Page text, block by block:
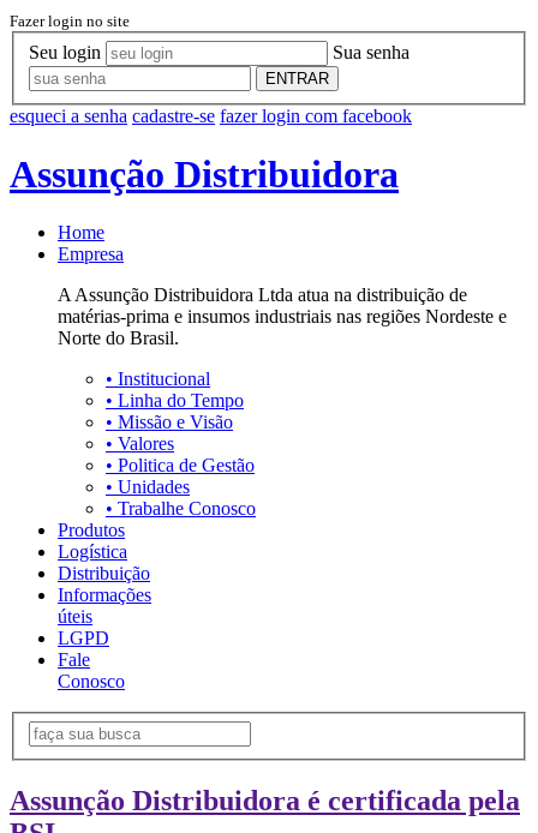
Fazer login no site
Seu login Sua senha
ENTRAR
esqueci a senha cadastre-se fazer login com facebook
Assunção Distribuidora
Home
Empresa
A Assunção Distribuidora Ltda atua na distribuição de
matérias-prima e insumos industriais nas regiões Nordeste e
Norte do Brasil.
• Institucional
• Linha do Tempo
• Missão e Visão
• Valores
• Politica de Gestão
• Unidades
• Trabalhe Conosco
Produtos
Logística
Distribuição
Informações
úteis
LGPD
Fale
Conosco
Assunção Distribuidora é certificada pela